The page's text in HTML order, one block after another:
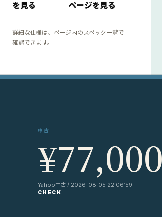
を見る
ページを見る
詳細な仕様は、ページ内のスペック一覧で
確認できます。
中古
¥77,000
Yahoo中古 / 2026-08-05 22:06:59
CHECK